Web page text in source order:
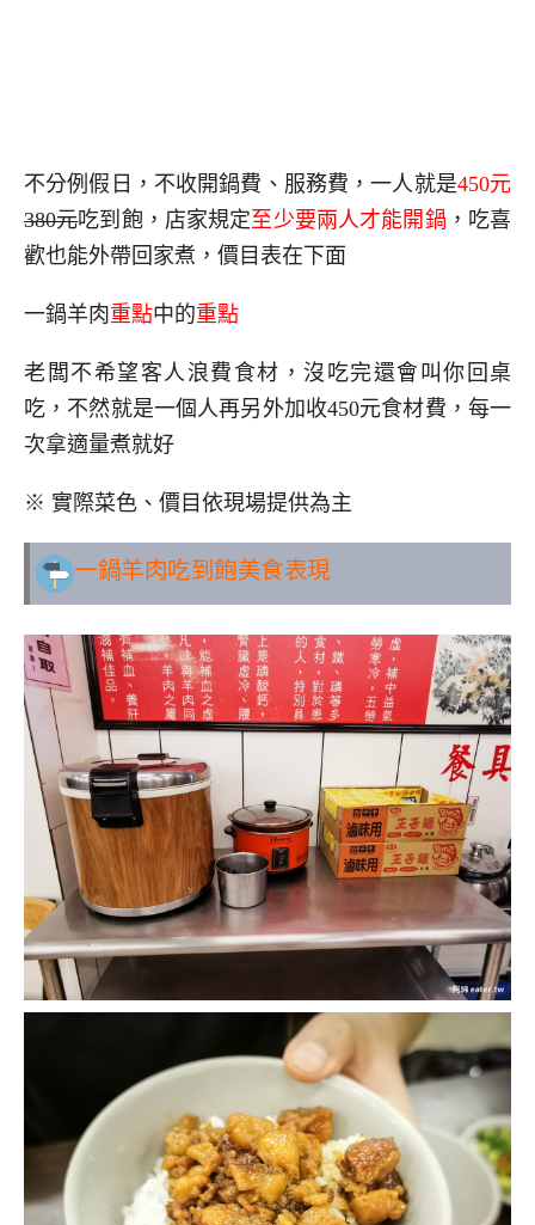
不分例假日，不收開鍋費、服務費，一人就是450元
380元吃到飽，店家規定至少要兩人才能開鍋 ，吃喜
歡也能外帶回家煮，價目表在下面
一鍋羊肉 重點中的重點
老闆不希望客人浪費食材，沒吃完還會叫你回桌
吃，不然就是一個人再另外加收450元食材費，每一
次拿適量煮就好
※ 實際菜色、價目依現場提供為主
一鍋羊肉吃到飽美食表現